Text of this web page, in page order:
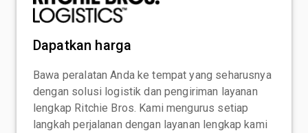
Dapatkan harga
Bawa peralatan Anda ke tempat yang seharusnya
dengan solusi logistik dan pengiriman layanan
lengkap Ritchie Bros. Kami mengurus setiap
langkah perjalanan dengan layanan lengkap kami